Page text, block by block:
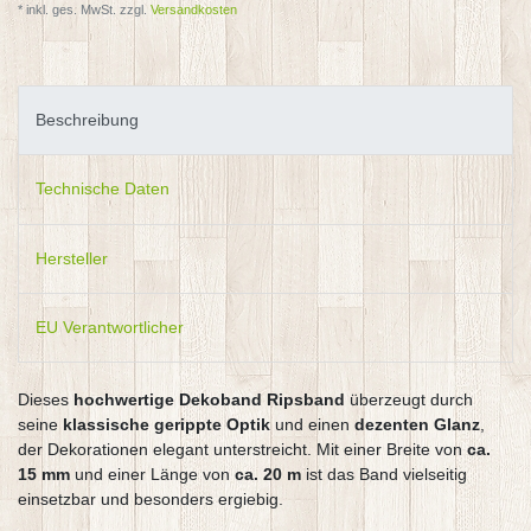
* inkl. ges. MwSt. zzgl. Versandkosten
Beschreibung
Technische Daten
Hersteller
EU Verantwortlicher
Dieses hochwertige Dekoband Ripsband überzeugt durch
seine klassische gerippte Optik und einen dezenten Glanz,
der Dekorationen elegant unterstreicht. Mit einer Breite vonca.
15 mm und einer Länge von ca. 20 m ist das Band vielseitig
einsetzbar und besonders ergiebig.